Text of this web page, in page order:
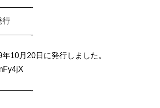
行
10月20日に発行しました。